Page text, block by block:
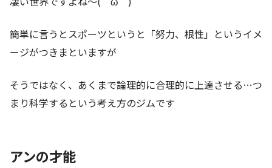
簡単に言うとスポーツというと「努力、根性」というイメ
ージがつきまといますが
そうではなく、あくまで論理的に合理的に上達させる…つ
まり科学するという考え方のジムです
アンの才能